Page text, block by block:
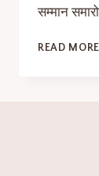
सम्मान
READ MORE